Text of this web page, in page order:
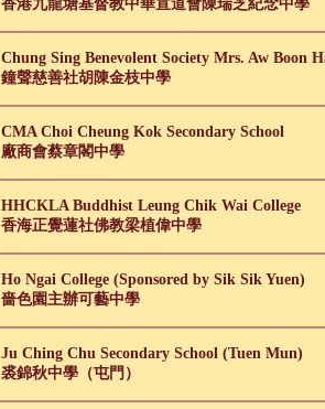
香港九龍塘基督教中華宣道會陳瑞芝紀念中學
Chung Sing Benevolent Society Mrs. Aw Boon
鐘聲慈善社胡陳金枝中學
CMA Choi Cheung Kok Secondary School
廠商會蔡章閣中學
HHCKLA Buddhist Leung Chik Wai College
香海正覺蓮社佛教梁植偉中學
Ho Ngai College (Sponsored by Sik Sik Yuen)
嗇色園主辦可藝中學
Ju Ching Chu Secondary School (Tuen Mun)
裘錦秋中學（屯門）